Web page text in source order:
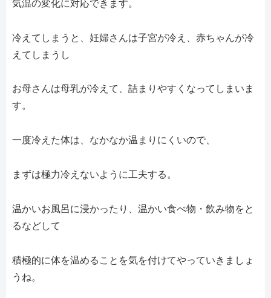
気温の変化に対応できます。
冷えてしまうと、妊婦さんは子宮が冷え、赤ちゃんが冷
えてしまうし
お母さんは母乳が冷えて、詰まりやすくなってしまいま
す。
一度冷えた体は、なかなか温まりにくいので、
まずは極力冷えないように工夫する。
温かいお風呂に浸かったり、温かい食べ物・飲み物をと
るなどして
積極的に体を温めることを気を付けてやっていきましょ
うね。